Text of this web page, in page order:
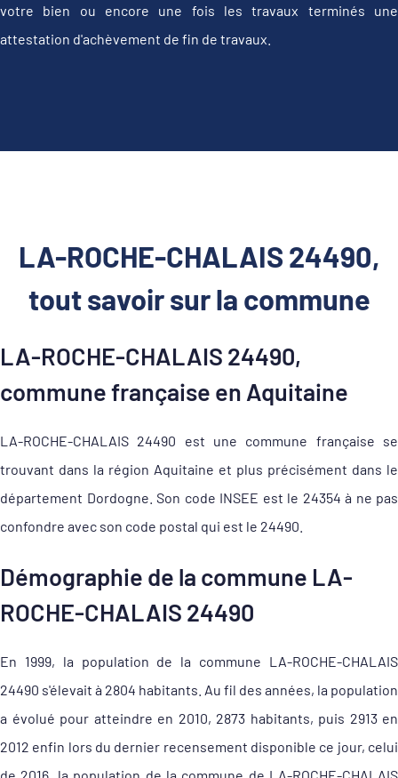
votre bien ou encore une fois les travaux terminés une
attestation d'achèvement de fin de travaux.
LA-ROCHE-CHALAIS 24490,
tout savoir sur la commune
LA-ROCHE-CHALAIS 24490,
commune française en Aquitaine
LA-ROCHE-CHALAIS 24490 est une commune française se
trouvant dans la région Aquitaine et plus précisément dans le
département Dordogne. Son code INSEE est le 24354 à ne pas
confondre avec son code postal qui est le 24490.
Démographie de la commune LA-
ROCHE-CHALAIS 24490
En 1999, la population de la commune LA-ROCHE-CHALAIS
24490 s'élevait à 2804 habitants. Au fil des années, la population
a évolué pour atteindre en 2010, 2873 habitants, puis 2913 en
2012 enfin lors du dernier recensement disponible ce jour, celui